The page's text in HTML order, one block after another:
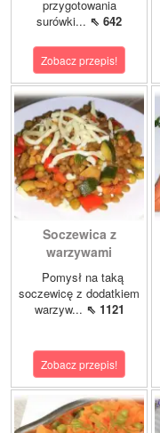
przygotowania
surówki... ⇖ 642
Zobacz przepis!
Soczewica z
warzywami
Pomysł na taką
soczewicę z dodatkiem
warzyw... ⇖ 1121
Zobacz przepis!